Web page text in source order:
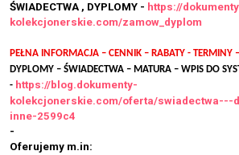
ŚWIADECTWA , DYPLOMY - https://
kolekcjonerskie.com/zamow_dyplom
PEŁNA INFORMACJA – CENNIK – RABATY - TERMINY
DYPLOMY – ŚWIADECTWA – MATURA – WPIS DO
- https://blog.dokumenty-
kolekcjonerskie.com/oferta/swiadectwa---
inne-2599c4
-
Oferujemy m.in: